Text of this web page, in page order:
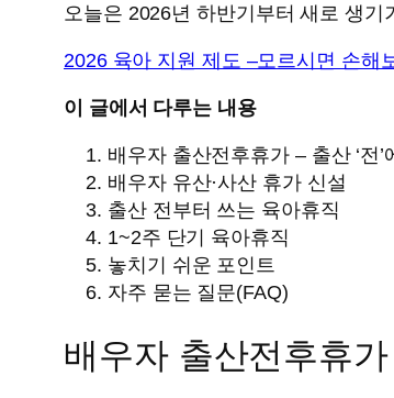
오늘은 2026년 하반기부터 새로 생기
2026 육아 지원 제도 –모르시면 손해
이 글에서 다루는 내용
배우자 출산전후휴가 – 출산 ‘전’
배우자 유산·사산 휴가 신설
출산 전부터 쓰는 육아휴직
1~2주 단기 육아휴직
놓치기 쉬운 포인트
자주 묻는 질문(FAQ)
배우자 출산전후휴가